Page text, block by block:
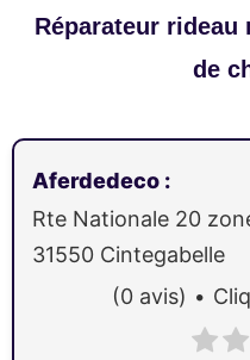
Réparateur
de
Aferdedeco :
Rte Nationale 20
31550 Cintegabelle
(0 avis)